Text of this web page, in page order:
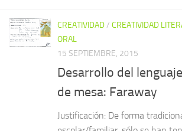
CREATIVIDAD/ CREATIVIDAD
ORAL
15 SEPTIEMBRE, 2015
Desarrollo del
de mesa: Faraway
Justificación: De forma